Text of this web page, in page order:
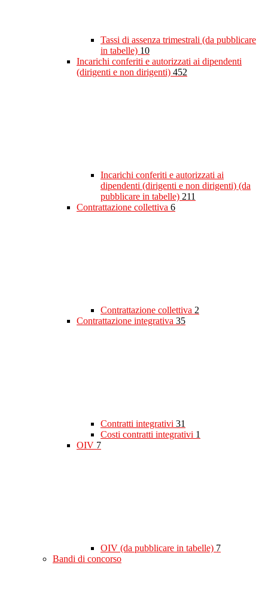
Tassi di assenza trimestrali (da pubblicare
in tabelle) 10
Incarichi conferiti e autorizzati ai dipendenti
(dirigenti e non dirigenti) 452
Incarichi conferiti e autorizzati ai
dipendenti (dirigenti e non dirigenti) (da
pubblicare in tabelle) 211
Contrattazione collettiva 6
Contrattazione collettiva 2
Contrattazione integrativa 35
Contratti integrativi 31
Costi contratti integrativi 1
OIV 7
OIV (da pubblicare in tabelle) 7
Bandi di concorso